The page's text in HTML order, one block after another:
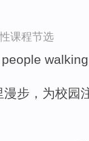
课程节选
步，为校园